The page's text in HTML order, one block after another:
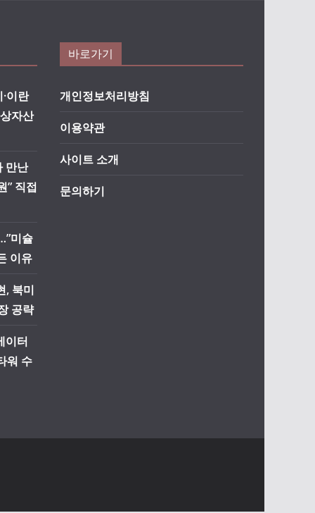
이란
자산
만난
” 직접
미슐
이유
, 북미
공략
이터
워 수
바로가기
개인정보처리방침
이용약관
사이트 소개
문의하기